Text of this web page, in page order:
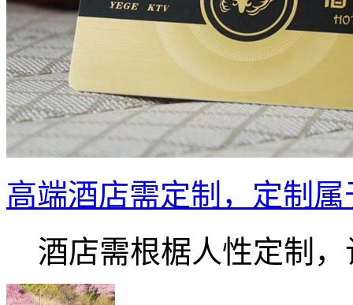
高端酒店需定制，定制
酒店需根椐人性定制，